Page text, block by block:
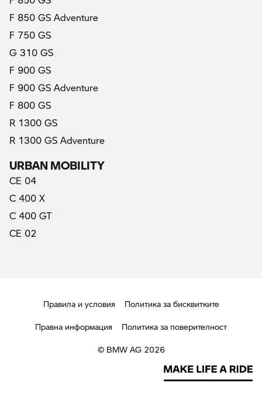
F 850 GS Adventure
F 750 GS
G 310 GS
F 900 GS
F 900 GS Adventure
F 800 GS
R 1300 GS
R 1300 GS Adventure
URBAN MOBILITY
CE 04
C 400 X
C 400 GT
CE 02
Правила и условия
Политика за бисквитките
Правна информация
Политика за поверителност
© BMW AG 2026